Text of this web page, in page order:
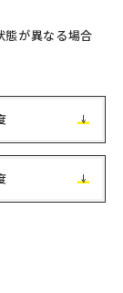
態が異なる場合